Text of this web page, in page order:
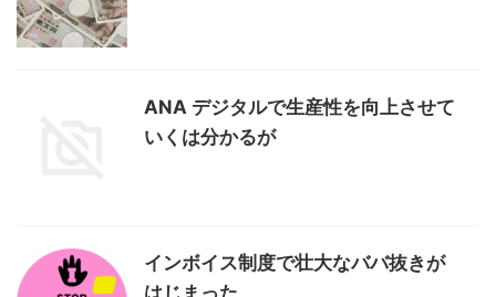
ANA デジタルで生産性を向上させて
いくは分かるが
インボイス制度で壮大なババ抜きが
はじまった